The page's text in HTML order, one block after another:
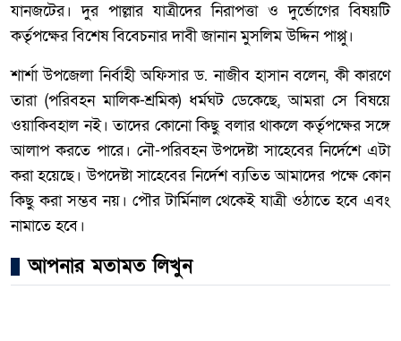
যানজটের। দুর পাল্লার যাত্রীদের নিরাপত্তা ও দুর্ভোগের বিষয়টি
কর্তৃপক্ষের বিশেষ বিবেচনার দাবী জানান মুসলিম উদ্দিন পাপ্পু।
শার্শা উপজেলা নির্বাহী অফিসার ড. নাজীব হাসান বলেন, কী কারণে
তারা (পরিবহন মালিক-শ্রমিক) ধর্মঘট ডেকেছে, আমরা সে বিষয়ে
ওয়াকিবহাল নই। তাদের কোনো কিছু বলার থাকলে কর্তৃপক্ষের সঙ্গে
আলাপ করতে পারে। নৌ-পরিবহন উপদেষ্টা সাহেবের নির্দেশে এটা
করা হয়েছে। উপদেষ্টা সাহেবের নির্দেশ ব্যতিত আমাদের পক্ষে কোন
কিছু করা সম্ভব নয়। পৌর টার্মিনাল থেকেই যাত্রী ওঠাতে হবে এবং
নামাতে হবে।
আপনার মতামত লিখুন